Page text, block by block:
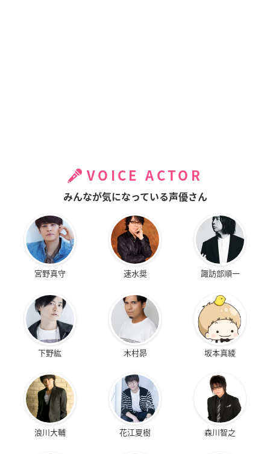
VOICE ACTOR
みんなが気になっている声優さん
宮野真守 速水奨 諏訪部順一
下野紘 木村昴 坂本真綾
浪川大輔 花江夏樹 森川智之